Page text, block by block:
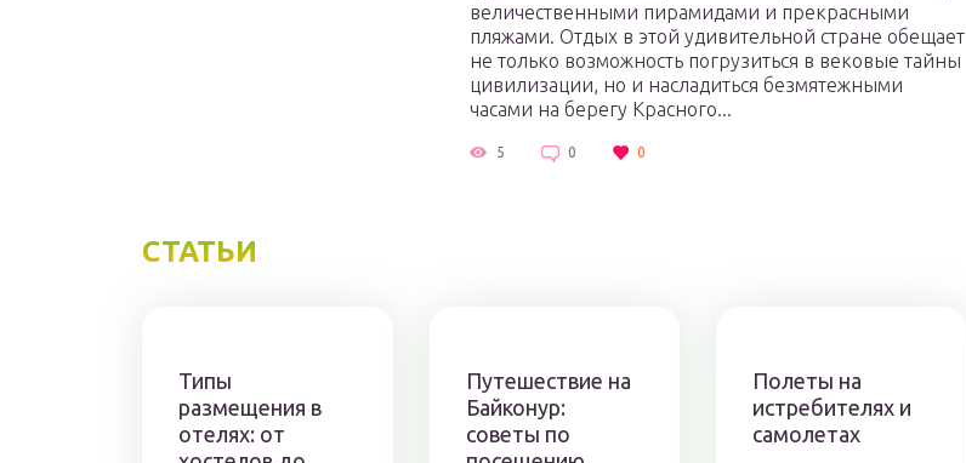
величественными пирамидами и прекрасными
пляжами. Отдых в этой удивительной стране обещает
не только возможность погрузиться в вековые тайны
цивилизации, но и насладиться безмятежными
часами на берегу Красного...
5 0 0
СТАТЬИ
Типы
размещения в
отелях: от
Путешествие на
Байконур:
советы по
Полеты на
истребителях и
самолетах